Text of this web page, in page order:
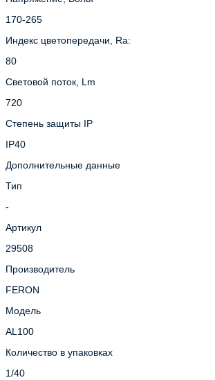
170-265
Индекс цветопередачи, Ra:
80
Световой поток, Lm
720
Степень защиты IP
IP40
Дополнительные данные
Тип
-
Артикул
29508
Производитель
FERON
Модель
AL100
Количество в упаковках
1/40